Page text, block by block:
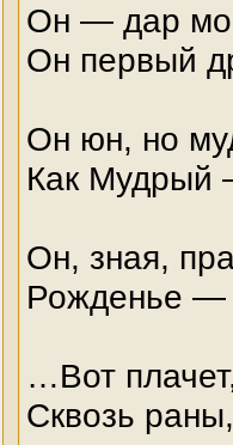
Он — дар
Он первый
Он юн, но
Как Мудрый
Он, зная,
Рожденье —
…Вот
Сквозь